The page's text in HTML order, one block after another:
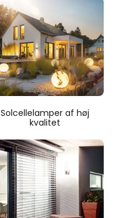
Solcellelamper af høj
kvalitet